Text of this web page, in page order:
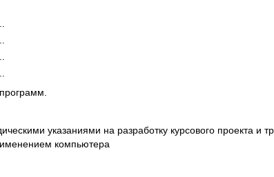
указаниями на разработку курсового проекта и
компь­ютера